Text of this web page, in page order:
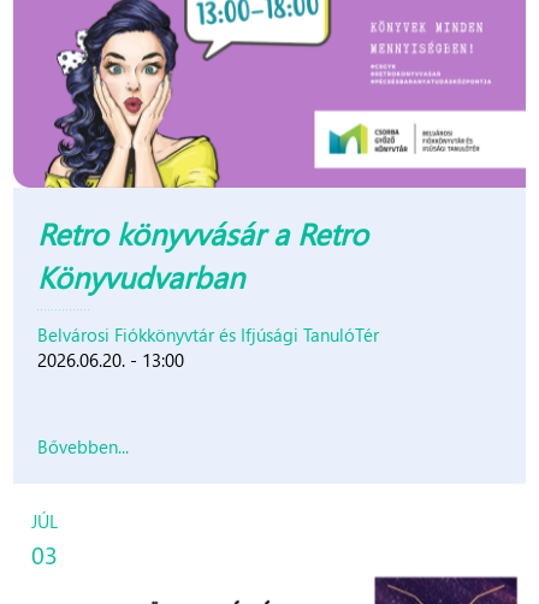
Retro könyvvásár a Retro
Könyvudvarban
Belvárosi Fiókkönyvtár és Ifjúsági TanulóTér
2026.06.20. - 13:00
Bővebben...
JÚL
03